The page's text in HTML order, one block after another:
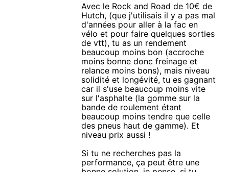
Avec le Rock and Road de 10€ de
Hutch, (que j'utilisais il y a pas mal
d'années pour aller à la fac en
vélo et pour faire quelques sorties
de vtt), tu as un rendement
beaucoup moins bon (accroche
moins bonne donc freinage et
relance moins bons), mais niveau
solidité et longévité, tu es gagnant
car il s'use beaucoup moins vite
sur l'asphalte (la gomme sur la
bande de roulement étant
beaucoup moins tendre que celle
des pneus haut de gamme). Et
niveau prix aussi !
Si tu ne recherches pas la
performance, ça peut être une